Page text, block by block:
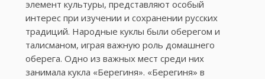
элемент культуры, представляют особый
интерес при изучении и сохранении русских
традиций. Народные куклы были оберегом и
талисманом, играя важную роль домашнего
оберега. Одно из важных мест среди них
занимала кукла «Берегиня». «Берегиня» в